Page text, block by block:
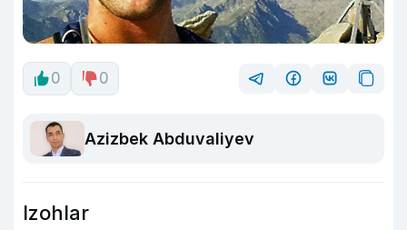
0 0
Azizbek Abduvaliyev
Izohlar